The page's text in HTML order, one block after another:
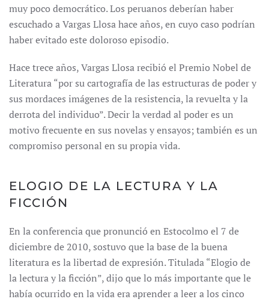
muy poco democrático. Los peruanos deberían haber
escuchado a Vargas Llosa hace años, en cuyo caso podrían
haber evitado este doloroso episodio.
Hace trece años, Vargas Llosa recibió el Premio Nobel de
Literatura “por su cartografía de las estructuras de poder y
sus mordaces imágenes de la resistencia, la revuelta y la
derrota del individuo”. Decir la verdad al poder es un
motivo frecuente en sus novelas y ensayos; también es un
compromiso personal en su propia vida.
ELOGIO DE LA LECTURA Y LA
FICCIÓN
En la conferencia que pronunció en Estocolmo el 7 de
diciembre de 2010, sostuvo que la base de la buena
literatura es la libertad de expresión. Titulada “Elogio de
la lectura y la ficción”, dijo que lo más importante que le
había ocurrido en la vida era aprender a leer a los cinco